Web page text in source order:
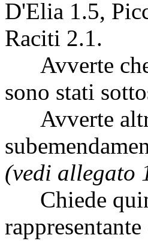
D'Elia 1.5,
Raciti 2.1.
Avverte che
sono stati
Avverte
(vedi allegato
Chiede